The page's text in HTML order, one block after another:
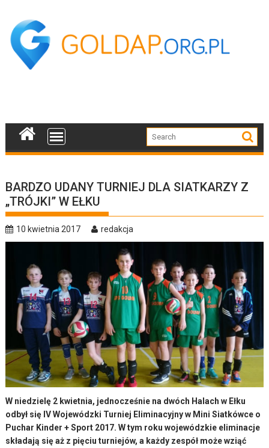
content
BARDZO UDANY TURNIEJ DLA SIATKARZY Z
„TRÓJKI” W EŁKU
10 kwietnia 2017 redakcja
W niedzielę 2 kwietnia, jednocześnie na dwóch Halach w Ełku
odbył się IV Wojewódzki Turniej Eliminacyjny w Mini Siatkówce o
Puchar Kinder + Sport 2017. W tym roku wojewódzkie eliminacje
składają się aż z pięciu turniejów, a każdy zespół może wziąć